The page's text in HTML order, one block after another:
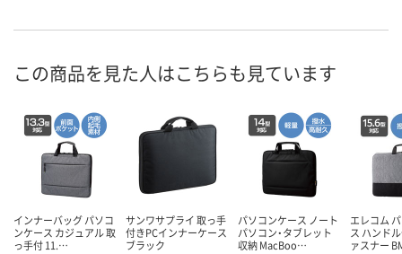
この商品を見た人はこちらも見ています
インナーバッグ パソコ
ンケース カジュアル 取
っ手付 11.…
サンワサプライ 取っ手
付きPCインナーケース
ブラック
パソコンケース ノート
パソコン・タブレット
収納 MacBoo…
エレコム
ス ハンド
ァスナー